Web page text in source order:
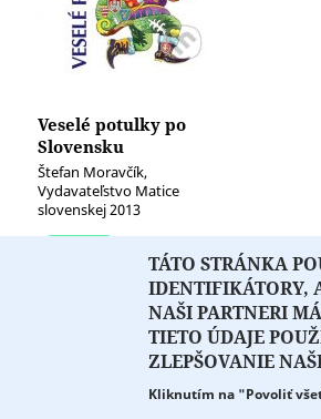
Veselé potulky po
Slovensku
Štefan Moravčík,
Vydavateľstvo Matice
slovenskej 2013
Copyright © 2026 Literát.sk
Všetky práva vyhradené.
O
TÁTO STRÁNKA
IDENTIFIKÁTORY,
NAŠI PARTNERI
TIETO ÚDAJE
ZLEPŠOVANIE
Kliknutím na "Povoliť